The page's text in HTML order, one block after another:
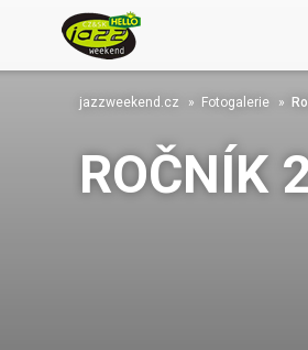
jazzweekend.cz Fotogalerie
ROČNÍK